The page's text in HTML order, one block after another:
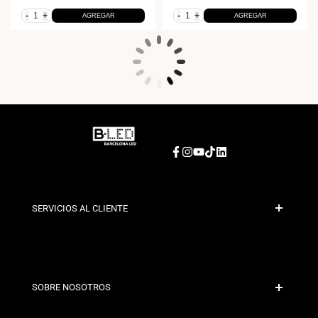
- + AGREGAR - + AGREGAR
Facebook
Instagram
YouTube
TikTokLinkedIn
SERVICIOS AL CLIENTE
Contacto
SOBRE NOSOTROS